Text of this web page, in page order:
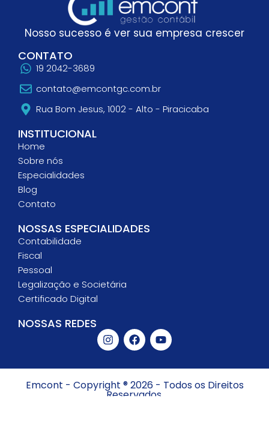
Nosso sucesso é ver sua empresa crescer
CONTATO
19 2042-3689
contato@emcontgc.com.br
Rua Bom Jesus, 1002 - Alto - Piracicaba
INSTITUCIONAL
Home
Sobre nós
Especialidades
Blog
Contato
NOSSAS ESPECIALIDADES
Contabilidade
Fiscal
Pessoal
Legalização e Societária
Certificado Digital
NOSSAS REDES
Emcont - Copyright ® 2026 - Todos os Direitos
Reservados.